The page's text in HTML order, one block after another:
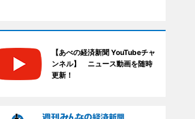
【あべの経済新聞 YouTubeチャ
ンネル】 ニュース動画を随時
更新！